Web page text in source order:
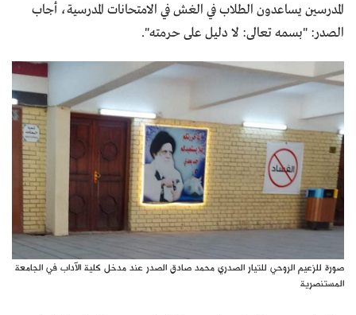
المدرسين يساعدون الطلاب في الغش في الامتحانات المدرسية، أجاب
الصدر: "بسمه تعالى: لا دليل على حرمته".
صورة للزعيم الروحي للتيار الصدري محمد صادق الصدر عند مدخل كلية الآداب في الجامعة
المستنصرية